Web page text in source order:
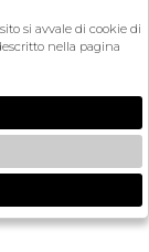
si avvale di cookie di
nella pagina